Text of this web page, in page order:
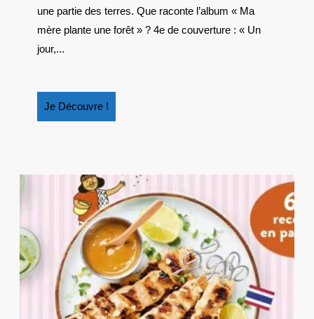
UNE
FORÊT »
une partie des terres. Que raconte l’album « Ma
mère plante une forêt » ? 4e de couverture : « Un
jour,...
Je Découvre !
Découvre